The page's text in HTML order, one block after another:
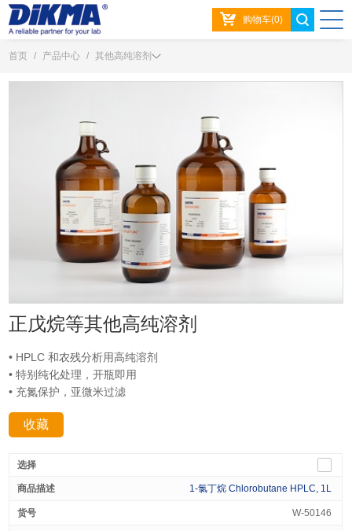
购物车(0)
首页 / 产品中心 / 其他高纯溶剂
正戊烷等其他高纯溶剂
• HPLC 和农残分析用高纯溶剂
• 特别纯化处理，开瓶即用
• 充氮保护，亚微米过滤
收藏
1-氯丁烷 Chlorobutane HPLC, 1L
W-50146